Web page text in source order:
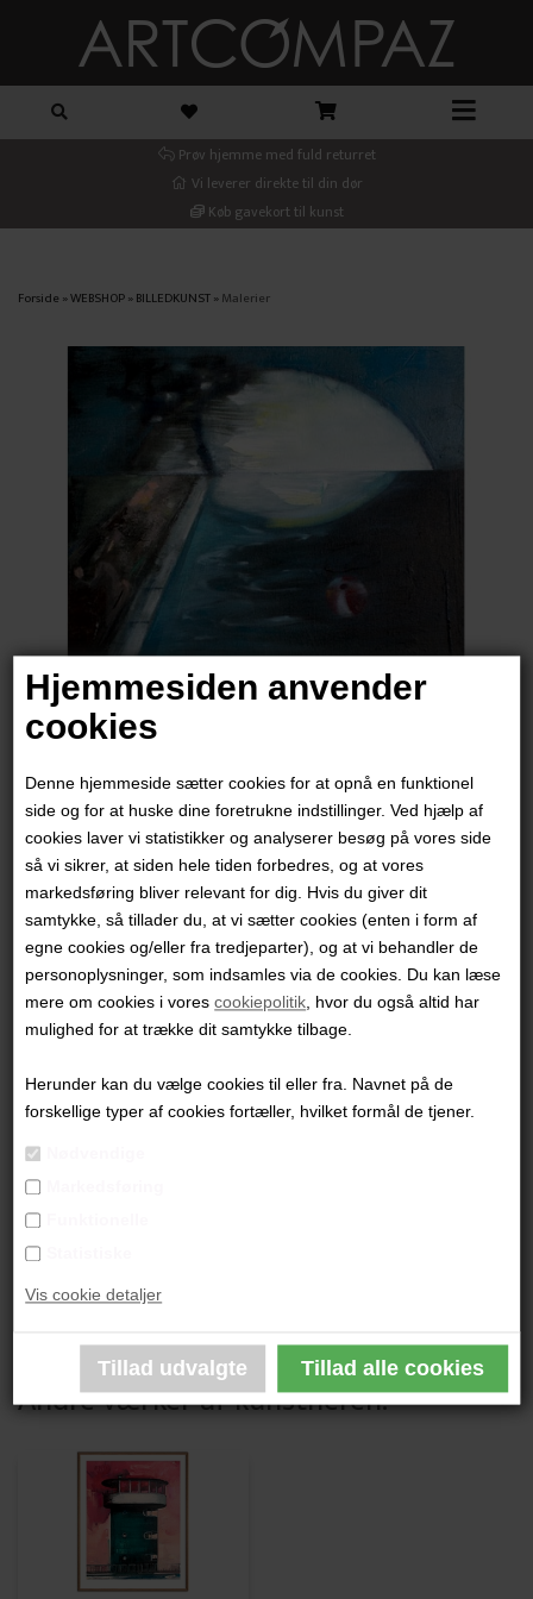
Hjemmesiden anvender
cookies
Denne hjemmeside sætter cookies for at opnå en funktionel
side og for at huske dine foretrukne indstillinger. Ved hjælp af
cookies laver vi statistikker og analyserer besøg på vores side
så vi sikrer, at siden hele tiden forbedres, og at vores
markedsføring bliver relevant for dig. Hvis du giver dit
samtykke, så tillader du, at vi sætter cookies (enten i form af
egne cookies og/eller fra tredjeparter), og at vi behandler de
personoplysninger, som indsamles via de cookies. Du kan læse
mere om cookies i vorescookiepolitik , hvor du også altid har
mulighed for at trække dit samtykke tilbage.
Herunder kan du vælge cookies til eller fra. Navnet på de
forskellige typer af cookies fortæller, hvilket formål de tjener.
Vis cookie detaljer
Prøv hjemme med fuld returret
Vi leverer direkte til din dør
Køb gavekort til kunst
Forside »WEBSHOP»BILLEDKUNST»Malerier
Marck Fink
5.000,00DKK
"Memory of Summer"
50 x 40 cm.
Olie på lærred
Ikke indrammet
Andre værker af kunstneren: